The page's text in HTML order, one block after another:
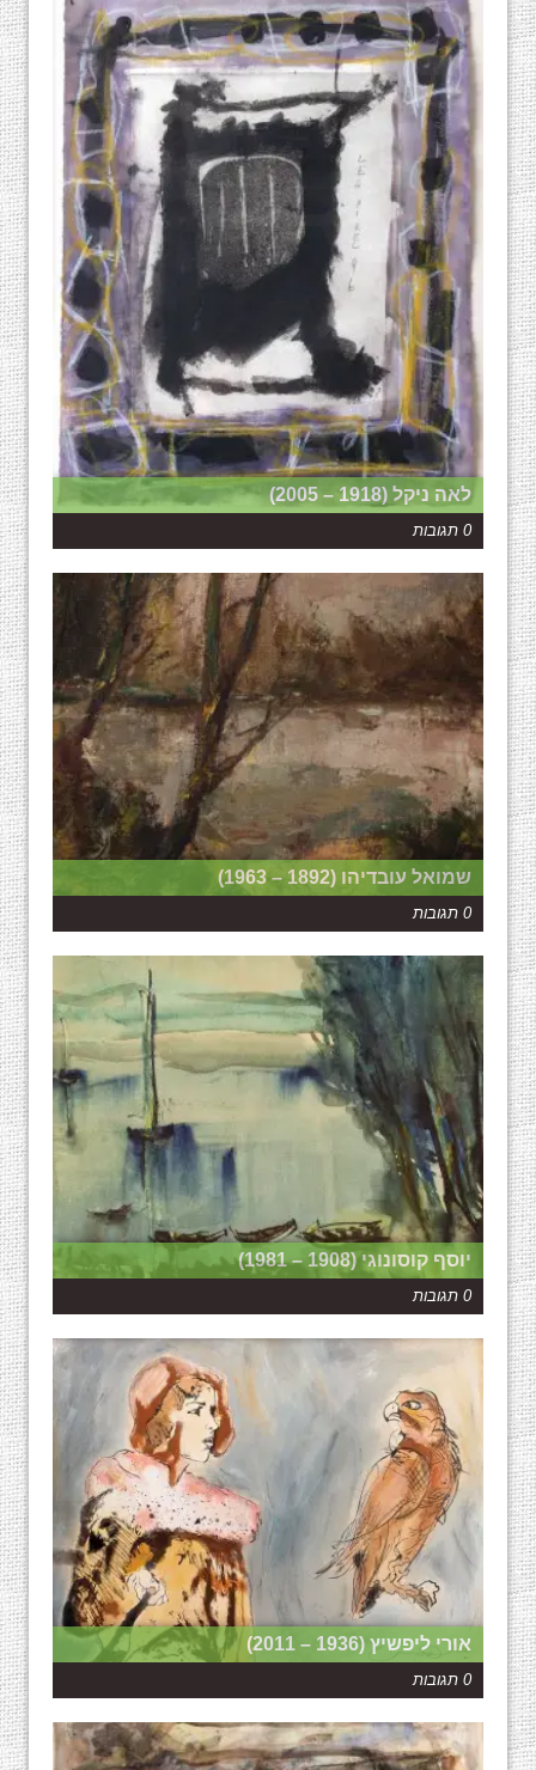
לאה ניקל (1918 – 2005)
0 תגובות
שמואל עובדיהו (1892 – 1963)
0 תגובות
יוסף קוסונוגי (1908 – 1981)
0 תגובות
אורי ליפשיץ (1936 – 2011)
0 תגובות